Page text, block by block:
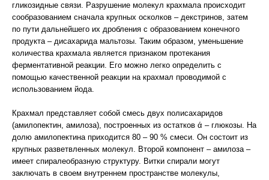
гликозидные связи. Разрушение молекул крахмала происходит
сообразованием сначала крупных осколков – декстринов, затем
по пути дальнейшего их дробления с образованием конечного
продукта – дисахарида мальтозы. Таким образом, уменьшение
количества крахмала является признаком протекания
ферментативной реакции. Его можно легко определить с
помощью качественной реакции на крахмал проводимой с
использованием йода.
Крахмал представляет собой смесь двух полисахаридов
(амилопектин, амилоза), построенных из остатков ά – глюкозы. На
долю амилопектина приходится 80 – 90 % смеси. Он состоит из
крупных разветвленных молекул. Второй компонент – амилоза –
имеет спиралеобразную структуру. Витки спирали могут
заключать в своем внутреннем пространстве молекулы,